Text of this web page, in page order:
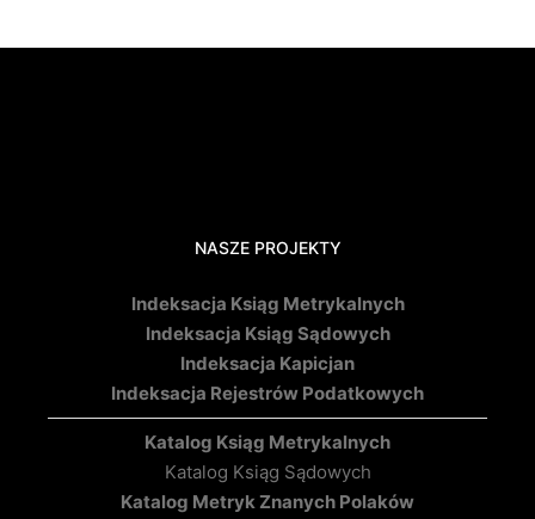
NASZE PROJEKTY
Indeksacja Ksiąg Metrykalnych
Indeksacja Ksiąg Sądowych
Indeksacja Kapicjan
Indeksacja Rejestrów Podatkowych
Katalog Ksiąg Metrykalnych
Katalog Ksiąg Sądowych
Katalog Metryk Znanych Polaków